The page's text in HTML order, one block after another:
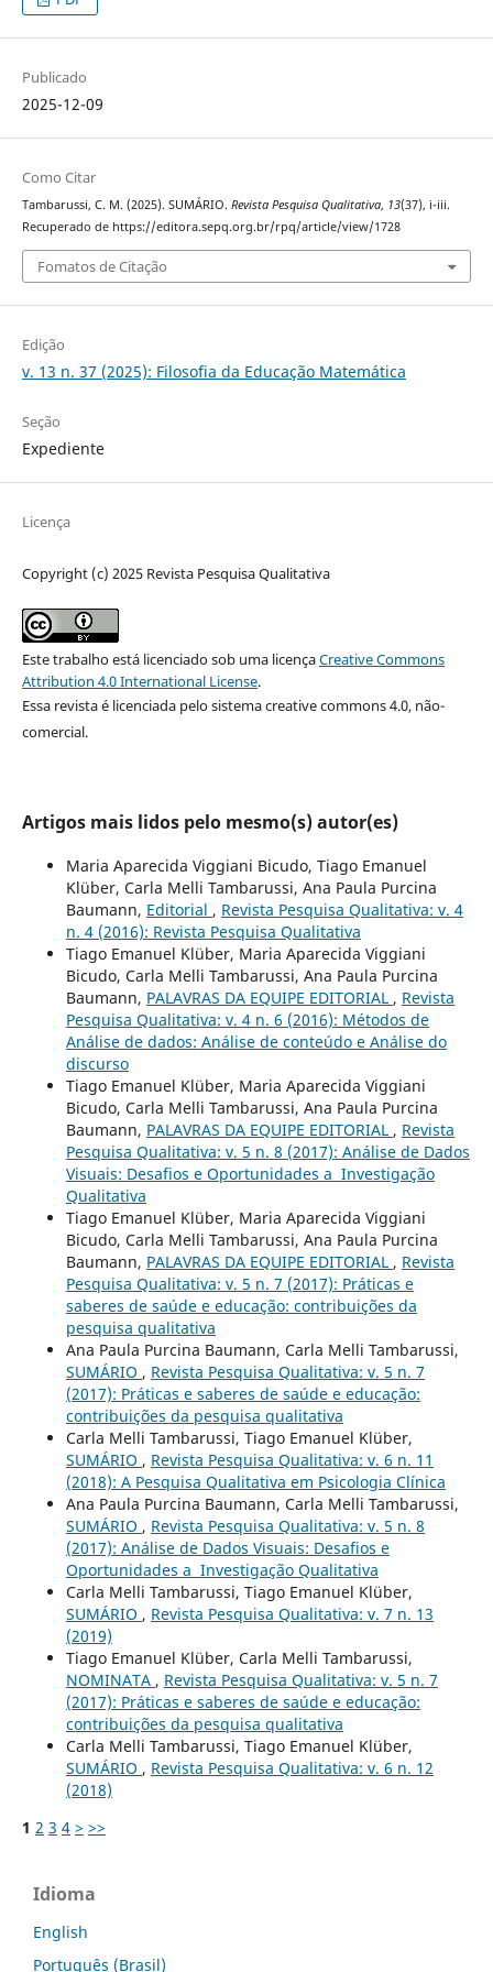
Publicado
2025-12-09
Como Citar
Tambarussi, C. M. (2025). SUMÁRIO. Revista Pesquisa Qualitativa, 13(37), i-iii.
Recuperado de https://editora.sepq.org.br/rpq/article/view/1728
Fomatos de Citação
Edição
v. 13 n. 37 (2025): Filosofia da Educação Matemática
Seção
Expediente
Licença
Copyright (c) 2025 Revista Pesquisa Qualitativa
Este trabalho está licenciado sob uma licençaCreative Commons
Attribution 4.0 International License.
Essa revista é licenciada pelo sistema creative commons 4.0, não-
comercial.
Artigos mais lidos pelo mesmo(s) autor(es)
Maria Aparecida Viggiani Bicudo, Tiago Emanuel
Klüber, Carla Melli Tambarussi, Ana Paula Purcina
Baumann, Editorial , Revista Pesquisa Qualitativa: v. 4
n. 4 (2016): Revista Pesquisa Qualitativa
Tiago Emanuel Klüber, Maria Aparecida Viggiani
Bicudo, Carla Melli Tambarussi, Ana Paula Purcina
Baumann, PALAVRAS DA EQUIPE EDITORIAL , Revista
Pesquisa Qualitativa: v. 4 n. 6 (2016): Métodos de
Análise de dados: Análise de conteúdo e Análise do
discurso
Tiago Emanuel Klüber, Maria Aparecida Viggiani
Bicudo, Carla Melli Tambarussi, Ana Paula Purcina
Baumann, PALAVRAS DA EQUIPE EDITORIAL , Revista
Pesquisa Qualitativa: v. 5 n. 8 (2017): Análise de Dados
Visuais: Desafios e Oportunidades a Investigação
Qualitativa
Tiago Emanuel Klüber, Maria Aparecida Viggiani
Bicudo, Carla Melli Tambarussi, Ana Paula Purcina
Baumann, PALAVRAS DA EQUIPE EDITORIAL , Revista
Pesquisa Qualitativa: v. 5 n. 7 (2017): Práticas e
saberes de saúde e educação: contribuições da
pesquisa qualitativa
Ana Paula Purcina Baumann, Carla Melli Tambarussi,
SUMÁRIO , Revista Pesquisa Qualitativa: v. 5 n. 7
(2017): Práticas e saberes de saúde e educação:
contribuições da pesquisa qualitativa
Carla Melli Tambarussi, Tiago Emanuel Klüber,
SUMÁRIO , Revista Pesquisa Qualitativa: v. 6 n. 11
(2018): A Pesquisa Qualitativa em Psicologia Clí­nica
Ana Paula Purcina Baumann, Carla Melli Tambarussi,
SUMÁRIO , Revista Pesquisa Qualitativa: v. 5 n. 8
(2017): Análise de Dados Visuais: Desafios e
Oportunidades a Investigação Qualitativa
Carla Melli Tambarussi, Tiago Emanuel Klüber,
SUMÁRIO , Revista Pesquisa Qualitativa: v. 7 n. 13
(2019)
Tiago Emanuel Klüber, Carla Melli Tambarussi,
NOMINATA , Revista Pesquisa Qualitativa: v. 5 n. 7
(2017): Práticas e saberes de saúde e educação:
contribuições da pesquisa qualitativa
Carla Melli Tambarussi, Tiago Emanuel Klüber,
SUMÁRIO , Revista Pesquisa Qualitativa: v. 6 n. 12
(2018)
1 2 3 4 > >>
Idioma
English
Português (Brasil)